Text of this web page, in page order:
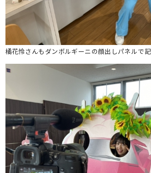
橘花怜さんもダンボルギーニの顔出しパネルで